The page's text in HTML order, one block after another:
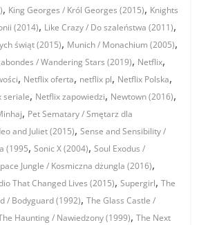
, King Georges / Król Georges (2015), Knights
(2014), Like Crazy / Do szaleństwa (2011),
świąt (2015), Munich / Monachium (2005),
/ Wandering Stars (2019), Netflix,
, Netflix oferta, netflix pl, Netflix Polska,
seriale, Netflix zapowiedzi, Newtown (2016),
, Pet Sematary / Smętarz dla
and Juliet (2015),Sense and Sensibility /
(1995,Sonic X (2004),Soul Exodus /
Jungle / Kosmiczna dżungla (2016),
That Changed Lives (2015),Supergirl,The
/ Bodyguard (1992),The Glass Castle /
Haunting / Nawiedzony (1999),The Next